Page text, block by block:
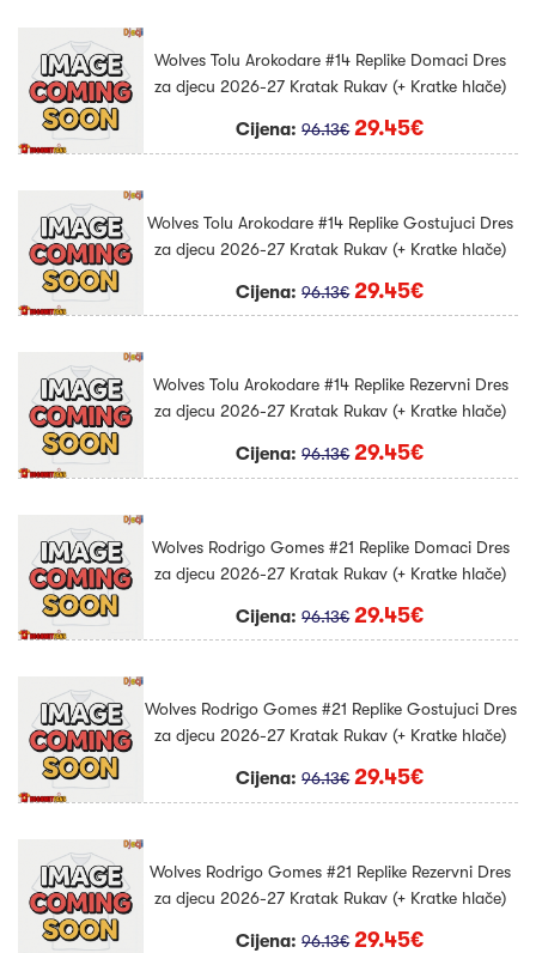
Wolves Tolu Arokodare #14 Replike Domaci Dres
za djecu 2026-27 Kratak Rukav (+ Kratke hlače)
Cijena:96.13€ 29.45€
Wolves Tolu Arokodare #14 Replike Gostujuci Dres
za djecu 2026-27 Kratak Rukav (+ Kratke hlače)
Cijena:96.13€ 29.45€
Wolves Tolu Arokodare #14 Replike Rezervni Dres
za djecu 2026-27 Kratak Rukav (+ Kratke hlače)
Cijena:96.13€ 29.45€
Wolves Rodrigo Gomes #21 Replike Domaci Dres
za djecu 2026-27 Kratak Rukav (+ Kratke hlače)
Cijena:96.13€ 29.45€
Wolves Rodrigo Gomes #21 Replike Gostujuci Dres
za djecu 2026-27 Kratak Rukav (+ Kratke hlače)
Cijena:96.13€ 29.45€
Wolves Rodrigo Gomes #21 Replike Rezervni Dres
za djecu 2026-27 Kratak Rukav (+ Kratke hlače)
Cijena:96.13€ 29.45€